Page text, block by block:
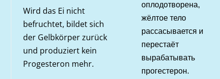
Wird das Ei nicht
befruchtet, bildet sich
der Gelbkörper zurück
und produziert kein
Progesteron mehr.
оплодотворена,
жёлтое тело
рассасывается и
перестаёт
вырабатывать
прогестерон.